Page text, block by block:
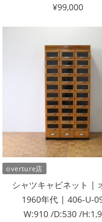
¥99,000
overture店
シャツキャビネット |
1960年代 | 406-U-
W:910 /D:530 /